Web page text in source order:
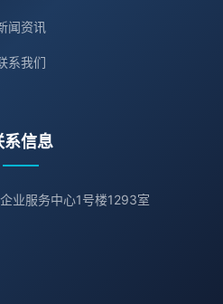
闻资讯
系我们
系信息
业服务中心1号楼1293室